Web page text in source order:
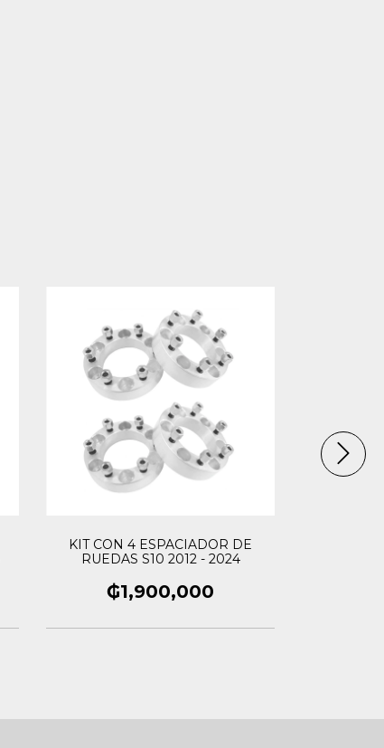
KIT CON 4 ESPACIADOR DE
RUEDAS S10 2012 - 2024
₲1,900,000